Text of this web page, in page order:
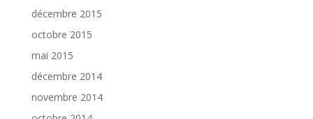
décembre 2015
octobre 2015
mai 2015
décembre 2014
novembre 2014